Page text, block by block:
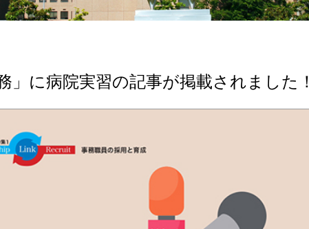
」に病院実習の記事が掲載されました！